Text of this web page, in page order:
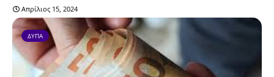
Απρίλιος 15, 2024
ΔΥΠΑ